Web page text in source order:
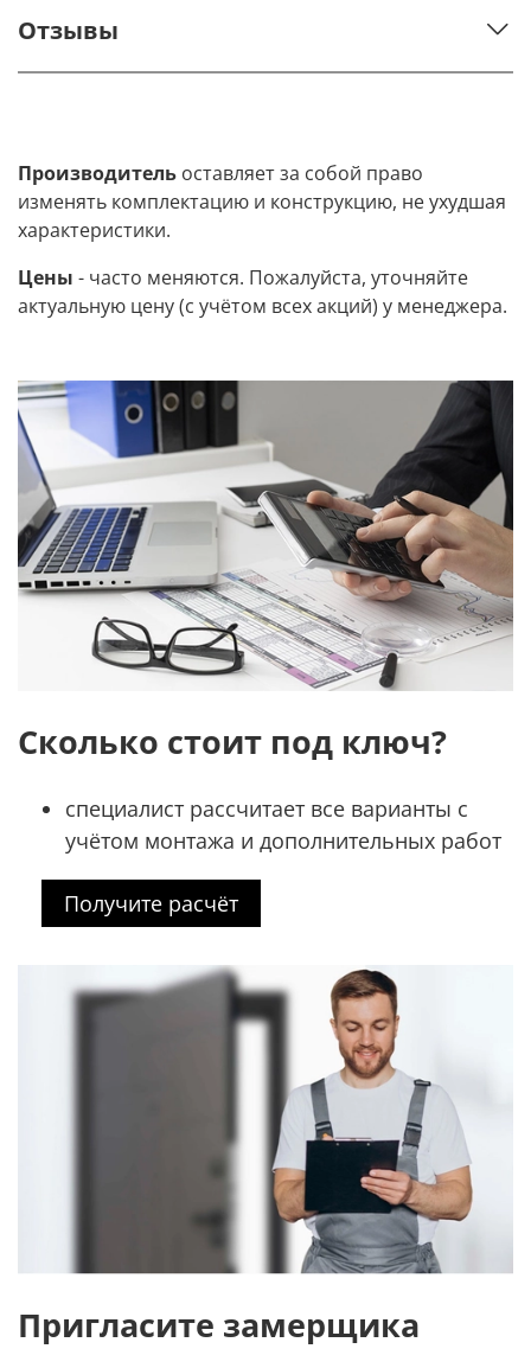
Отзывы
Производитель оставляет за собой право
изменять комплектацию и конструкцию, не ухудшая
характеристики.
Цены - часто меняются. Пожалуйста, уточняйте
актуальную цену (с учётом всех акций) у менеджера.
Сколько стоит под ключ?
специалист рассчитает все варианты с
учётом монтажа и дополнительных работ
Получите расчёт
Пригласите замерщика